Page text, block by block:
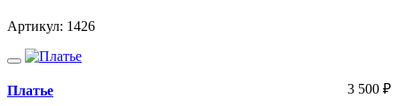
Артикул: 1426
Платье 3 500 ₽